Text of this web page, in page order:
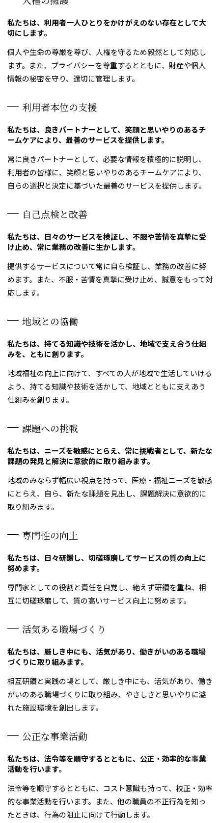
私たちは、利用者一人ひとりをかけがえのない存在として大
切にします。
個人や生命の尊厳を尊び、人権を守るため毅然として対応し
ます。また、プライバシーを尊重するとともに、財産や個人
情報の秘密を守り、適切に管理します。
利用者本位の支援
私たちは、良きパートナーとして、笑顔と思いやりのあるチ
ームケアにより、最善のサービスを提供します。
常に良きパートナーとして、必要な情報を積極的に説明し、
利用者の皆様に、笑顔と思いやりのあるチームケアにより、
自らの選択と決定に基づいた最善のサービスを提供します。
自己点検と改善
私たちは、日々のサービスを検証し、不服や苦情を真摯に受
け止め、常に業務の改善に生かします。
提供するサービスについて常に自ら検証し、業務の改善に努
めます。また、不服・苦情を真摯に受け止め、誠意をもって対
応します。
地域との協働
私たちは、持てる知識や技術を活かし、地域で支え合う仕組
みを、ともに創ります。
地域福祉の向上に向けて、すべての人が地域で生活していける
よう、持てる知識や技術を活かして、地域とともに支えあう
仕組みを創ります。
課題への挑戦
私たちは、ニーズを敏感にとらえ、常に挑戦者として、新たな
課題の発見と解決に意欲的に取り組みます。
地域のみならず幅広い視点を持って、医療・福祉ニーズを敏感
にとらえ、自ら、新たな課題を見出し、課題解決に意欲的に
取り組みます。
専門性の向上
私たちは、日々研鑽し、切磋琢磨してサービスの質の向上に
努めます。
専門家としての役割と責任を自覚し、絶えず研鑽を重ね、相
互に切磋琢磨して、質の高いサービス向上に努めます。
活気ある職場づくり
私たちは、厳しき中にも、活気があり、働きがいのある職場
づくりに取り組みます。
相互研鑽と実践の場として、厳しき中にも、活気があり、働き
がいのある職場づくりに取り組み、やさしさと思いやりに溢
れた施設環境を創出します。
公正な事業活動
私たちは、法令等を順守するとともに、公正・効率的な事業
活動を行います。
法令等を順守するとともに、コスト意識も持って、校正・効率
的な事業活動を行います。また、他の職員の不正行為を知っ
たときは、行為の阻止に向けて行動します。